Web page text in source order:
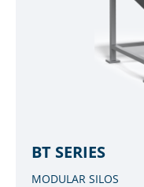
BT SERIES
MODULAR SILOS